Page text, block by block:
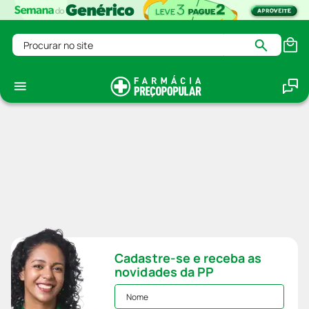
Procurar no site
Cadastre-se e receba as
novidades da PP